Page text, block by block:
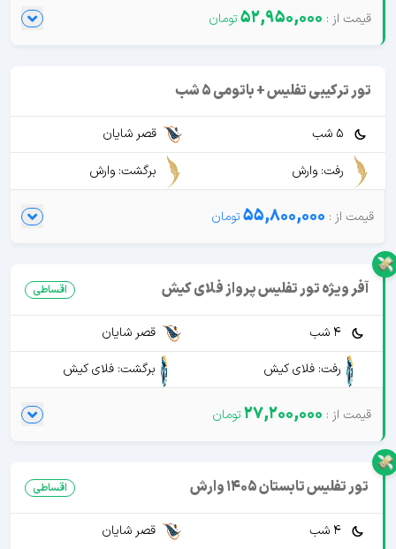
52,950,000
تور ترکیبی تفلیس + باتومی 5 شب
5 شب
قصر شایان
رفت: وارش
برگشت: وارش
55,800,000
آفر ویژه تور تفلیس پرواز فلای کیش اقساطی
4 شب
قصر شایان
رفت: فلای کیش
برگشت: فلای کیش
27,200,000
تور تفلیس تابستان 1405 وارش اقساطی
4 شب
قصر شایان